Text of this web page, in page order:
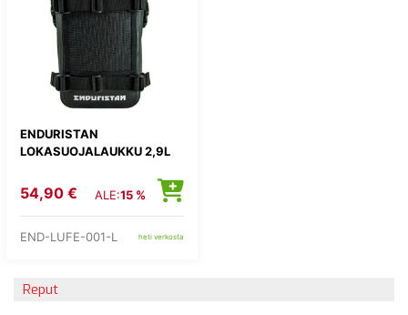
ENDURISTAN
LOKASUOJALAUKKU 2,9L
54,90 € ALE:15 %
END-LUFE-001-L heti verkosta
Reput